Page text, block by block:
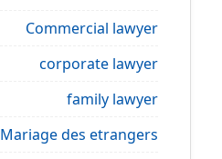
Commercial lawyer
corporate lawyer
family lawyer
Mariage des etrangers